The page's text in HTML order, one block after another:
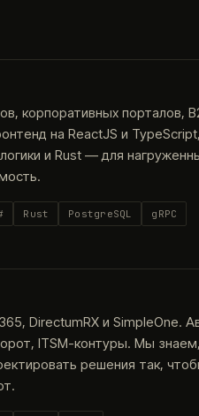
корпоративных порталов,
на ReactJS и
и Rust — для
Rust PostgreSQL gRPC
DirectumRX и SimpleOne.
ITSM-контуры. Мы
решения так,